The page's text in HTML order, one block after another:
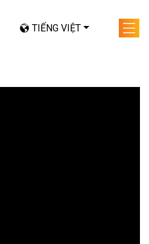
TIẾNG VIỆT